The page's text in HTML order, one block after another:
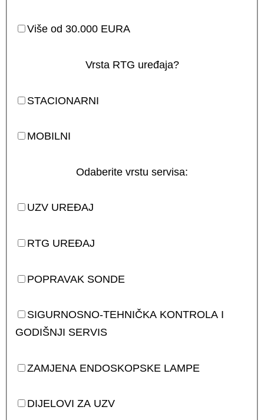
Više od 30.000 EURA
Vrsta RTG uređaja?
STACIONARNI
MOBILNI
Odaberite vrstu servisa:
UZV UREĐAJ
RTG UREĐAJ
POPRAVAK SONDE
SIGURNOSNO-TEHNIČKA KONTROLA I
GODIŠNJI SERVIS
ZAMJENA ENDOSKOPSKE LAMPE
DIJELOVI ZA UZV